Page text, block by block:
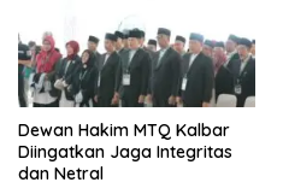
Dewan Hakim MTQ Kalbar
Diingatkan Jaga Integritas
dan Netral